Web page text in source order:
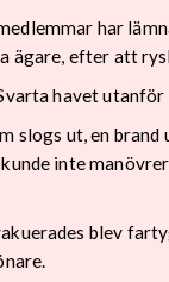
har
ägare, efter att
havet utanför
slogs ut, en
inte
blev